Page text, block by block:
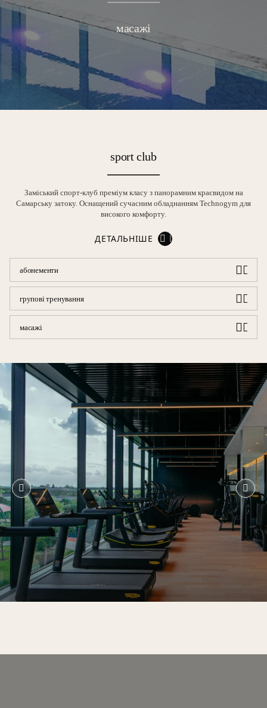
масажі
sport club
Заміський спорт-клуб преміум класу з панорамним краєвидом на
Самарську затоку. Оснащений сучасним обладнанням Technogym для
високого комфорту.
ДЕТАЛЬНІШЕ
абонементи
групові тренування
масажі